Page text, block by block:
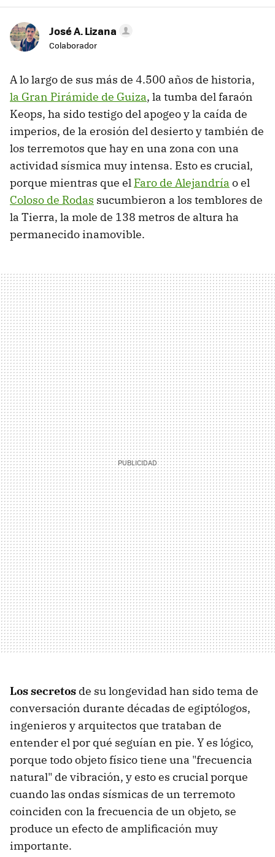
José A. Lizana
Colaborador
A lo largo de sus más de 4.500 años de historia,
la Gran Pirámide de Guiza, la tumba del faraón
Keops, ha sido testigo del apogeo y la caída de
imperios, de la erosión del desierto y también de
los terremotos que hay en una zona con una
actividad sísmica muy intensa. Esto es crucial,
porque mientras que el Faro de Alejandría o el
Coloso de Rodas sucumbieron a los temblores de
la Tierra, la mole de 138 metros de altura ha
permanecido inamovible.
Los secretos de su longevidad han sido tema de
conversación durante décadas de egiptólogos,
ingenieros y arquitectos que trataban de
entender el por qué seguían en pie. Y es lógico,
porque todo objeto físico tiene una "frecuencia
natural" de vibración, y esto es crucial porque
cuando las ondas sísmicas de un terremoto
coinciden con la frecuencia de un objeto, se
produce un efecto de amplificación muy
importante.